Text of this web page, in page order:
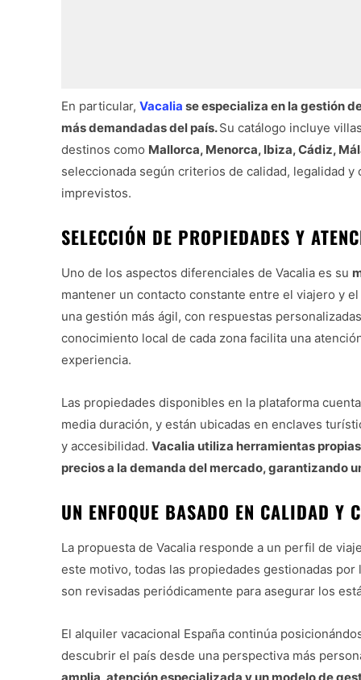
En particular, Vacalia se especializa en la gestión
más demandadas del país.Su catálogo incluye
destinos como Mallorca, Menorca, Ibiza, Cádiz,
seleccionada según criterios de calidad, legalidad
imprevistos.
SELECCIÓN DE PROPIEDADES Y
Uno de los aspectos diferenciales de Vacalia es su
mantener un contacto constante entre el viajero y
una gestión más ágil, con respuestas
conocimiento local de cada zona facilita una
experiencia.
Las propiedades disponibles en la plataforma
media duración, y están ubicadas en enclaves
y accesibilidad. Vacalia utiliza herramientas
precios a la demanda del mercado, garantizando
UN ENFOQUE BASADO EN CALIDAD Y
La propuesta de Vacalia responde a un perfil de
este motivo, todas las propiedades gestionadas
son revisadas periódicamente para asegurar los
El alquiler vacacional España continúa
descubrir el país desde una perspectiva más